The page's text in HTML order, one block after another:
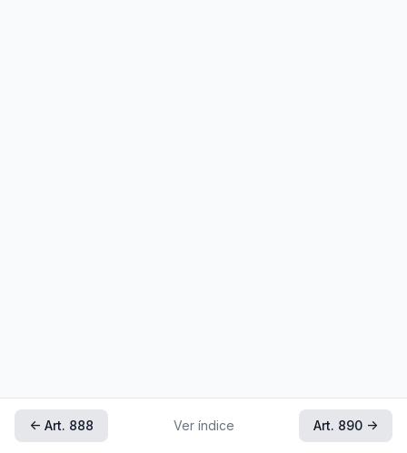
← Art. 888 Ver índice Art. 890 →